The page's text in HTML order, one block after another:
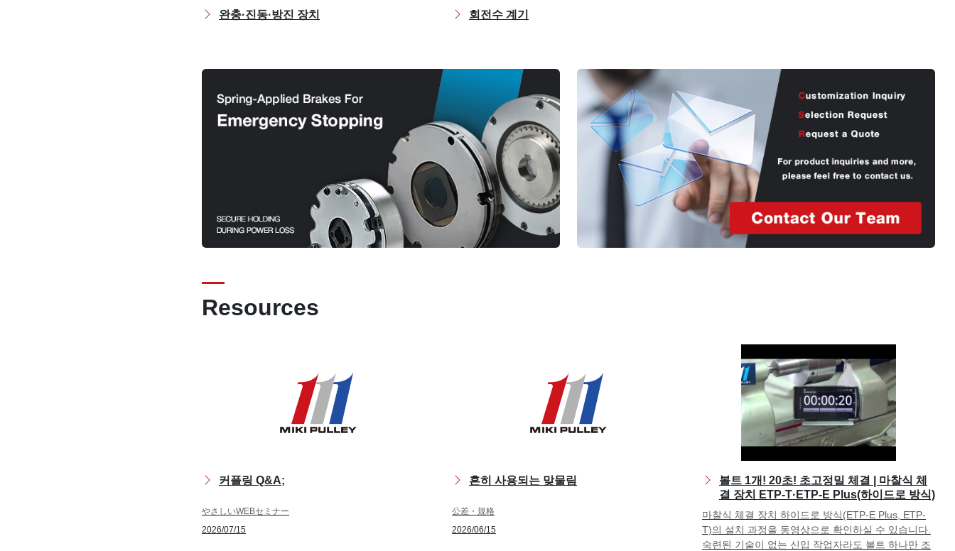
완충·진동·방진 장치 회전수 계기
Resources
커플링 Q&A;
やさしいWEBセミナー
2026/07/15
흔히 사용되는 맞물림
公差・規格
2026/06/15
볼트 1개! 20초! 초고정밀 체결 | 마찰식 체
결 장치 ETP-T·ETP-E Plus(하이드로 방식)
마찰식 체결 장치 하이드로 방식(ETP-E Plus, ETP-
T)의 설치 과정을 동영상으로 확인하실 수 있습니다.
숙련된 기술이 없는 신입 작업자라도 볼트 하나만 조